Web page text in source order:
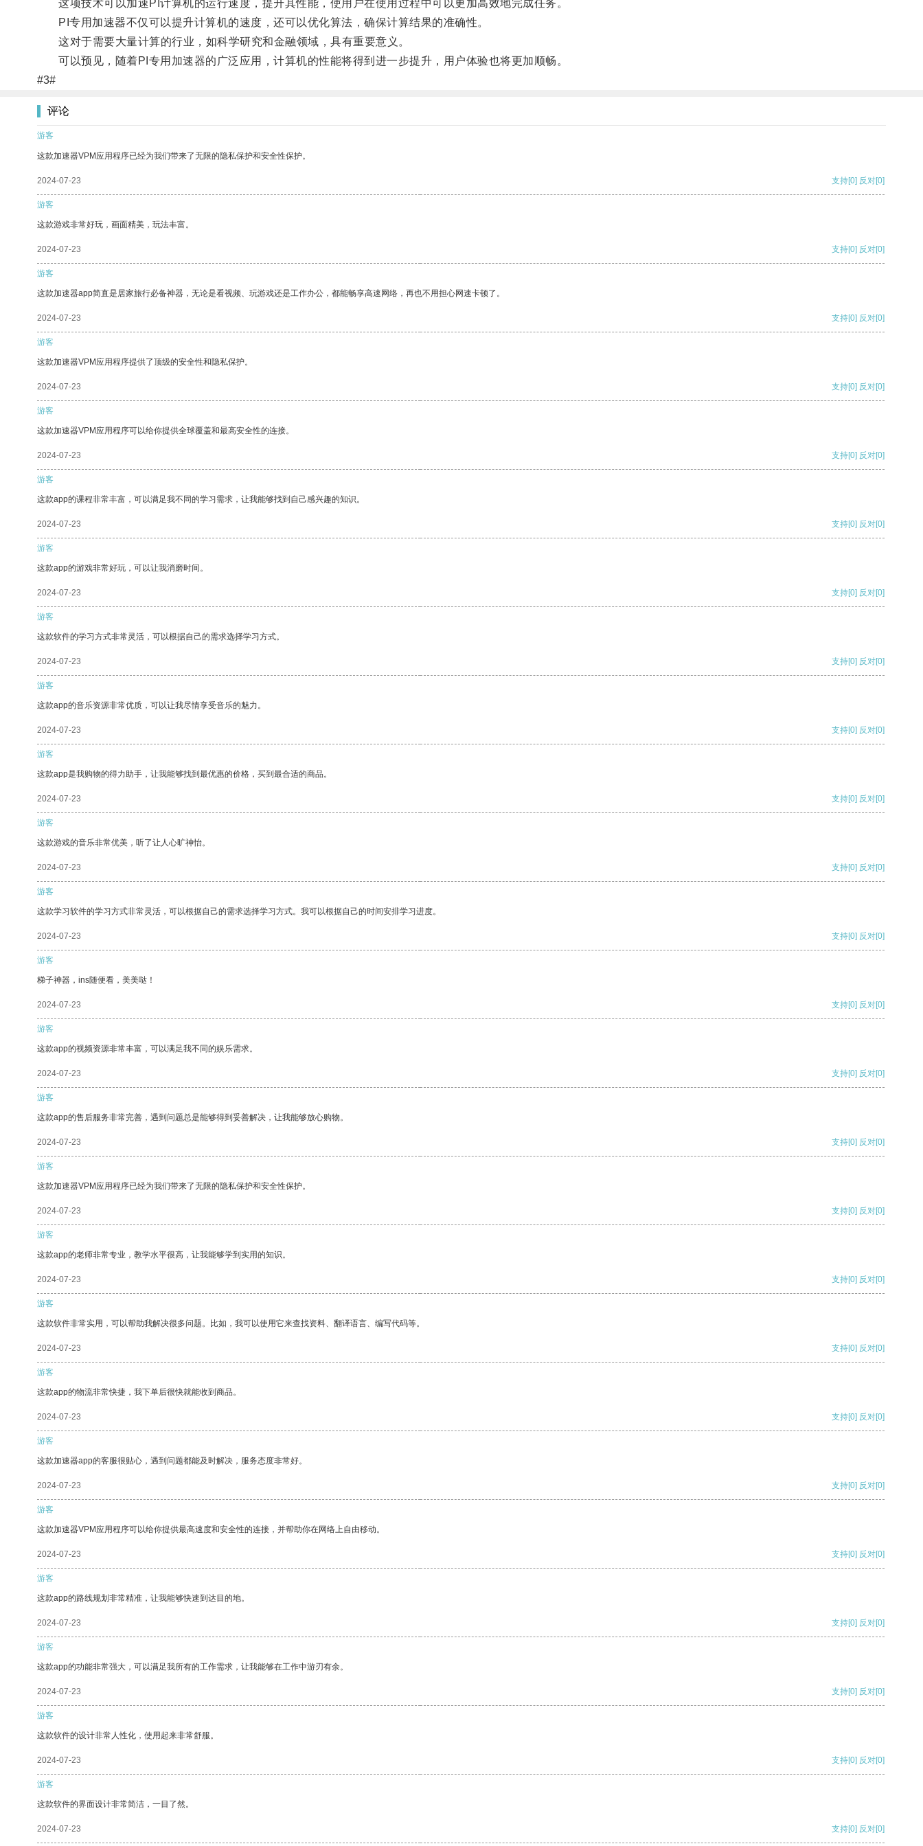
这项技术可以加速PI计算机的运行速度，提升其性能，使用户在使用过程中可以更加高效地完成任务。
PI专用加速器不仅可以提升计算机的速度，还可以优化算法，确保计算结果的准确性。
这对于需要大量计算的行业，如科学研究和金融领域，具有重要意义。
可以预见，随着PI专用加速器的广泛应用，计算机的性能将得到进一步提升，用户体验也将更加顺畅。
#3#
评论
游客
这款加速器VPM应用程序已经为我们带来了无限的隐私保护和安全性保护。
2024-07-23 支持[0] 反对[0]
游客
这款游戏非常好玩，画面精美，玩法丰富。
2024-07-23 支持[0] 反对[0]
游客
这款加速器app简直是居家旅行必备神器，无论是看视频、玩游戏还是工作办公，都能畅享高速网络，再也不用担心网速卡顿了。
2024-07-23 支持[0] 反对[0]
游客
这款加速器VPM应用程序提供了顶级的安全性和隐私保护。
2024-07-23 支持[0] 反对[0]
游客
这款加速器VPM应用程序可以给你提供全球覆盖和最高安全性的连接。
2024-07-23 支持[0] 反对[0]
游客
这款app的课程非常丰富，可以满足我不同的学习需求，让我能够找到自己感兴趣的知识。
2024-07-23 支持[0] 反对[0]
游客
这款app的游戏非常好玩，可以让我消磨时间。
2024-07-23 支持[0] 反对[0]
游客
这款软件的学习方式非常灵活，可以根据自己的需求选择学习方式。
2024-07-23 支持[0] 反对[0]
游客
这款app的音乐资源非常优质，可以让我尽情享受音乐的魅力。
2024-07-23 支持[0] 反对[0]
游客
这款app是我购物的得力助手，让我能够找到最优惠的价格，买到最合适的商品。
2024-07-23 支持[0] 反对[0]
游客
这款游戏的音乐非常优美，听了让人心旷神怡。
2024-07-23 支持[0] 反对[0]
游客
这款学习软件的学习方式非常灵活，可以根据自己的需求选择学习方式。我可以根据自己的时间安排学习进度。
2024-07-23 支持[0] 反对[0]
游客
梯子神器，ins随便看，美美哒！
2024-07-23 支持[0] 反对[0]
游客
这款app的视频资源非常丰富，可以满足我不同的娱乐需求。
2024-07-23 支持[0] 反对[0]
游客
这款app的售后服务非常完善，遇到问题总是能够得到妥善解决，让我能够放心购物。
2024-07-23 支持[0] 反对[0]
游客
这款加速器VPM应用程序已经为我们带来了无限的隐私保护和安全性保护。
2024-07-23 支持[0] 反对[0]
游客
这款app的老师非常专业，教学水平很高，让我能够学到实用的知识。
2024-07-23 支持[0] 反对[0]
游客
这款软件非常实用，可以帮助我解决很多问题。比如，我可以使用它来查找资料、翻译语言、编写代码等。
2024-07-23 支持[0] 反对[0]
游客
这款app的物流非常快捷，我下单后很快就能收到商品。
2024-07-23 支持[0] 反对[0]
游客
这款加速器app的客服很贴心，遇到问题都能及时解决，服务态度非常好。
2024-07-23 支持[0] 反对[0]
游客
这款加速器VPM应用程序可以给你提供最高速度和安全性的连接，并帮助你在网络上自由移动。
2024-07-23 支持[0] 反对[0]
游客
这款app的路线规划非常精准，让我能够快速到达目的地。
2024-07-23 支持[0] 反对[0]
游客
这款app的功能非常强大，可以满足我所有的工作需求，让我能够在工作中游刃有余。
2024-07-23 支持[0] 反对[0]
游客
这款软件的设计非常人性化，使用起来非常舒服。
2024-07-23 支持[0] 反对[0]
游客
这款软件的界面设计非常简洁，一目了然。
2024-07-23 支持[0] 反对[0]